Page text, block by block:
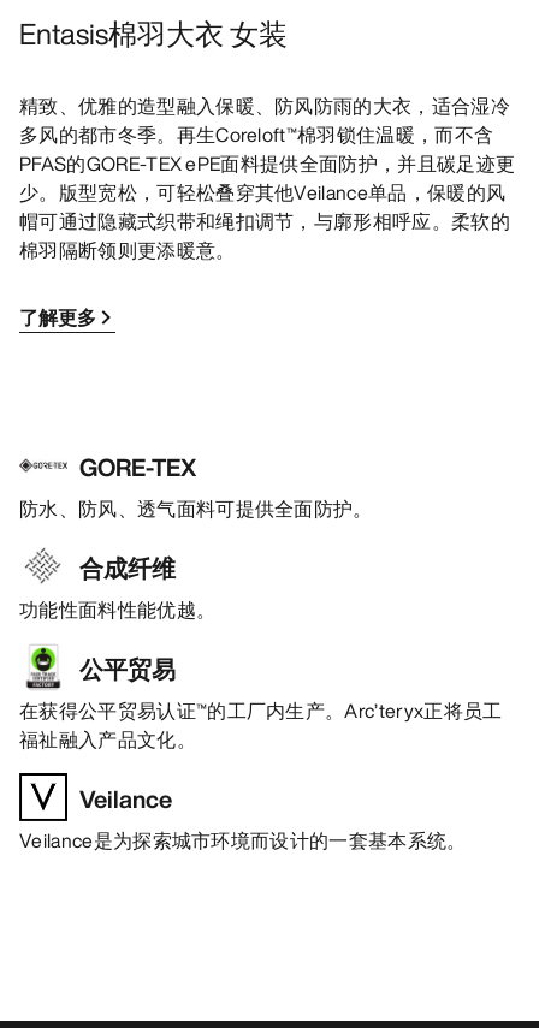
Entasis棉羽大衣 女装
精致、优雅的造型融入保暖、防风防雨的大衣，适合湿冷
多风的都市冬季。再生Coreloft™棉羽锁住温暖，而不含
PFAS的GORE-TEX ePE面料提供全面防护，并且碳足迹更
少。版型宽松，可轻松叠穿其他Veilance单品，保暖的风
帽可通过隐藏式织带和绳扣调节，与廓形相呼应。柔软的
棉羽隔断领则更添暖意。
了解更多
GORE-TEX
防水、防风、透气面料可提供全面防护。
合成纤维
功能性面料性能优越。
公平贸易
在获得公平贸易认证™的工厂内生产。Arc’teryx正将员工
福祉融入产品文化。
Veilance
Veilance是为探索城市环境而设计的一套基本系统。